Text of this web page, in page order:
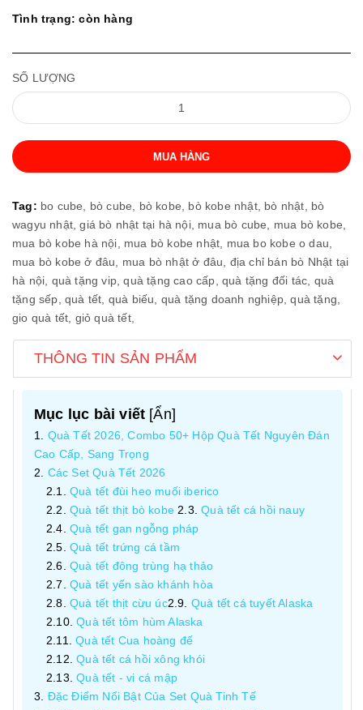
Tình trạng: còn hàng
SỐ LƯỢNG
MUA HÀNG
Tag: bo cube, bò cube, bò kobe, bò kobe nhật, bò nhật, bò
wagyu nhật,giá bò nhật tại hà nội, mua bò cube, mua bò kobe,
mua bò kobe hà nội, mua bò kobe nhật, mua bo kobe o dau,
mua bò kobe ở đâu, mua bò nhật ở đâu, địa chỉ bán bò Nhật tại
hà nội, quà tặng vip,quà tặng cao cấp,quà tặng đối tác, quà
tặng sếp, quà tết, quà biếu, quà tặng doanh nghiệp,quà tặng,
gio quà tết, giỏ quà tết,
THÔNG TIN SẢN PHẨM
Mục lục bài viết [Ẩn]
Quà Tết 2026, Combo 50+ Hộp Quà Tết Nguyên Đán
Cao Cấp, Sang Trọng
Các Set Quà Tết 2026
Quà tết đùi heo muối iberico
Quà tết thịt bò kobe
Quà tết cá hồi nauy
Quà tết gan ngỗng pháp
Quà tết trứng cá tầm
Quà tết đông trùng hạ thảo
Quà tết yến sào khánh hòa
Quà tết thịt cừu úc
Quà tết cá tuyết Alaska
Quà tết tôm hùm Alaska
Quà tết Cua hoàng đế
Quà tết cá hồi xông khói
Quà tết - vi cá mập
Đặc Điểm Nổi Bật Của Set Quà Tinh Tế